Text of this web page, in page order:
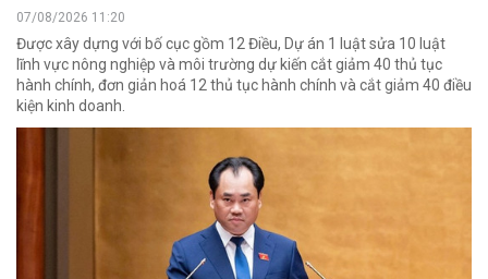
07/08/2026 11:20
Được xây dựng với bố cục gồm 12 Điều, Dự án 1 luật sửa 10 luật
lĩnh vực nông nghiệp và môi trường dự kiến cắt giảm 40 thủ tục
hành chính, đơn giản hoá 12 thủ tục hành chính và cắt giảm 40 điều
kiện kinh doanh.